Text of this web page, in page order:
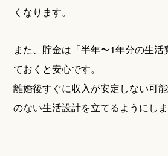
くなります。
また、貯金は「半年〜1年分の生活
ておくと安心です。
離婚後すぐに収入が安定しない可
のない生活設計を立てるようにしま